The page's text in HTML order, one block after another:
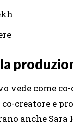
vede come
creatore e
anche Sara